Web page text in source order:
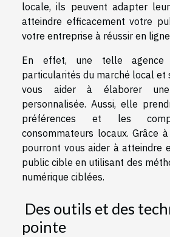
locale, ils peuvent adapter
atteindre efficacement votre
votre entreprise à réussir en
En effet, une telle agence
particularités du marché local et
vous aider à élaborer
personnalisée. Aussi, elle
préférences et les
consommateurs locaux. Grâce
pourront vous aider à atteindre
public cible en utilisant des
numérique ciblées.
Des outils et des
pointe